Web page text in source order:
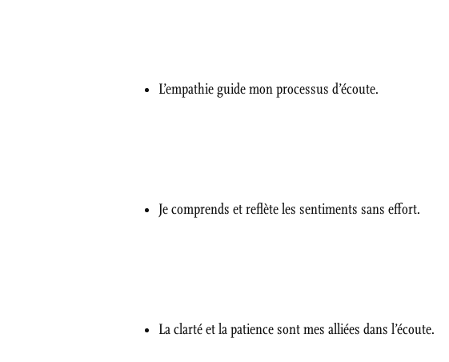
L’empathie guide mon processus d’écoute.
Je comprends et reflète les sentiments sans effort.
La clarté et la patience sont mes alliées dans l’écoute.